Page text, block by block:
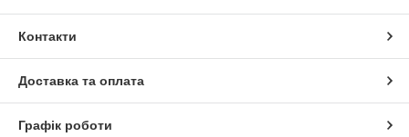
Контакти
Доставка та оплата
Графік роботи